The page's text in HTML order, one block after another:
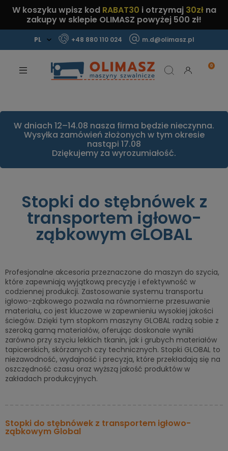
W koszyku wpisz kod RABAT30 i otrzymaj 30złna
zakupy w sklepie OLIMASZ powyżej 500 zł!
+48 880 110 024 m.d@olimasz.pl
Sprawdź!
W dniach 12–14.08 nasza firma będzie nieczynna.
Wysyłka zamówień złożonych w tym okresie
nastąpi 17.08
Dziękujemy za wyrozumiałość.
Stopki do stębnówek z
transportem igłowo-
ząbkowym GLOBAL
Profesjonalne akcesoria przeznaczone do maszyn do szycia,
które zapewniają wyjątkową precyzję i efektywność w
codziennej produkcji. Zastosowanie systemu transportu
igłowo-ząbkowego pozwala na równomierne przesuwanie
materiału, co jest kluczowe w zapewnieniu wysokiej jakości
ściegów. Dzięki tym stopkom maszyny GLOBAL radzą sobie z
szeroką gamą materiałów, oferując doskonałe wyniki
zarówno przy szyciu lekkich tkanin, jak i grubych materiałów
tapicerskich, skórzanych czy technicznych. Stopki GLOBAL to
niezawodność, wydajność i precyzja, które przekładają się na
oszczędność czasu oraz wyższą jakość produktów w
zakładach produkcyjnych.
Stopki do stębnówek z transportem igłowo-
ząbkowym Global